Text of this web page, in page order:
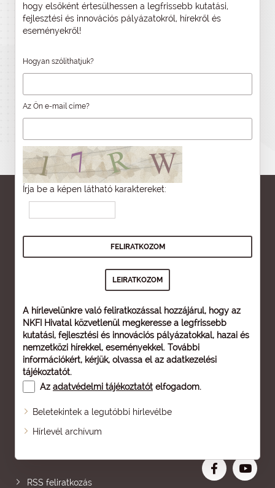
hogy elsőként értesülhessen a legfrissebb kutatási,
fejlesztési és innovációs pályázatokról, hírekről és
eseményekről!
Hogyan szólíthatjuk?
Az Ön e-mail címe?
Írja be a képen látható karaktereket:
A hírlevelünkre való feliratkozással hozzájárul, hogy az
NKFI Hivatal közvetlenül megkeresse a legfrissebb
kutatási, fejlesztési és innovációs pályázatokkal, hazai és
nemzetközi hírekkel, eseményekkel. További
információkért, kérjük, olvassa el az adatkezelési
tájékoztatót.
Az adatvédelmi tájékoztatót elfogadom.
Beletekintek a legutóbbi hírlevélbe
Hírlevél archívum
Oldaltérkép
RSS feliratkozás